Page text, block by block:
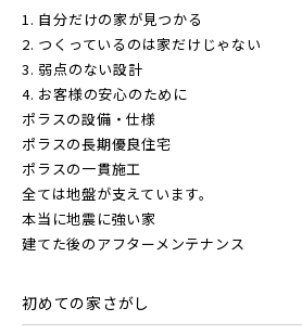
東武日光線
東武アーバンパークライン
東武東上本線
小学校まで徒歩
JR
JR京浜東北線
JR埼京線
JR川越線
地図から探す
テーマから探す
地域
すべて
1. 自分だけの家が見つかる
2. つくっているのは家だけじゃない
3. 弱点のない設計
4. お客様の安心のために
ポラスの設備・仕様
ポラスの長期優良住宅
ポラスの一貫施工
全ては地盤が支えています。
本当に地震に強い家
建てた後のアフターメンテナンス
初めての家さがし